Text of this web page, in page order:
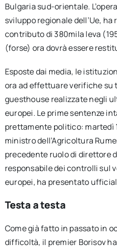
Bulgaria sud-orientale.
sviluppo regionale dell’Ue,
contributo di 380mila leva
(forse) ora dovrà essere
Esposte dai media, le
ora ad effettuare verifiche su
guesthouse realizzate negli
europei. Le prime sentenze
prettamente politico: martedì
ministro dell’Agricoltura
precedente ruolo di direttore
responsabile dei controlli sul
europei, ha presentato
Testa a testa
Come già fatto in passato in
difficoltà, il premier Borisov